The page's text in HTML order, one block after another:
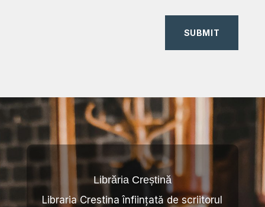
SUBMIT
Librăria Creștină
Libraria Crestina înființată de scriitorul